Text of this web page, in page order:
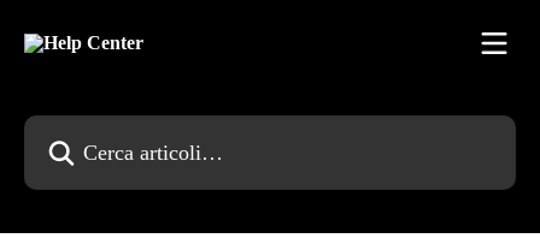
Cerca articoli…